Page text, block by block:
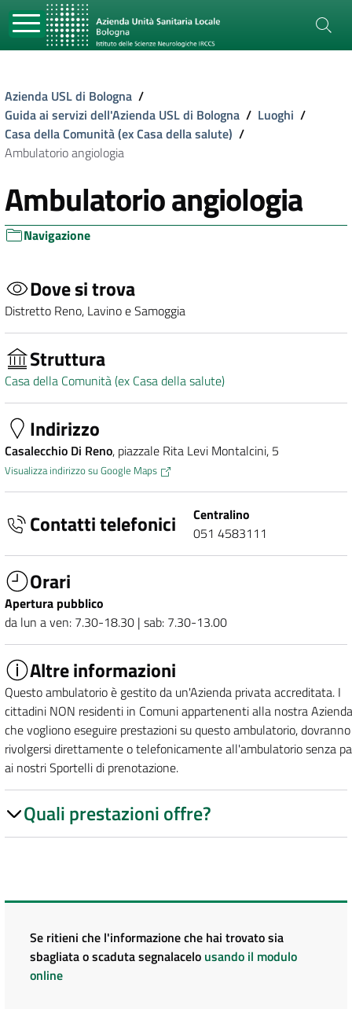
Azienda USL di Bologna /
Guida ai servizi dell'Azienda USL di Bologna / Luoghi /
Casa della Comunità (ex Casa della salute) /
Ambulatorio angiologia
Ambulatorio angiologia
Navigazione
Dove si trova
Distretto Reno, Lavino e Samoggia
Struttura
Casa della Comunità (ex Casa della salute)
Indirizzo
Casalecchio Di Reno, piazzale Rita Levi Montalcini, 5
Visualizza indirizzo su Google Maps
Contatti telefonici
Centralino
051 4583111
Orari
Apertura pubblico
da lun a ven: 7.30-18.30 | sab: 7.30-13.00
Altre informazioni
Questo ambulatorio è gestito da un'Azienda privata accreditata. I
cittadini NON residenti in Comuni appartenenti alla nostra
che vogliono eseguire prestazioni su questo ambulatorio, dovranno
rivolgersi direttamente o telefonicamente all'ambulatorio senza
ai nostri Sportelli di prenotazione.
Quali prestazioni offre?
Se ritieni che l'informazione che hai trovato sia
sbagliata o scaduta segnalacelo usando il modulo
online